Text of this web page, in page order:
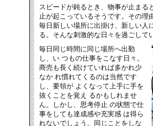
スピードが鈍るとき、物事が止まる
止が起こっているそうです。その理
毎日新しい場所に出掛け、新しい人
る。そんな刺激的な日々を過ごして
毎日同じ時間に同じ場所へ出勤
し、い つもの仕事をこなす日々。
商売も長く続けていれば多かれ少
なか れ慣れてくるのは当然です
し、要領が よくなって上手に手を
抜くことを覚え るかもしれませ
ん。しかし、思考停止 の状態で仕
事をしても達成感や充実感 は得ら
れないでしょう。同じことをしな